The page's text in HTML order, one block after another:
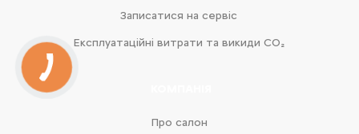
Записатися на сервіс
Експлуатаційні витрати та викиди CO₂
Про салон